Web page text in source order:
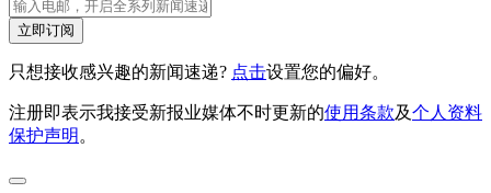
立即订阅
只想接收感兴趣的新闻速递? 点击设置您的偏好。
注册即表示我接受新报业媒体不时更新的使用条款及个人资料
保护声明 。